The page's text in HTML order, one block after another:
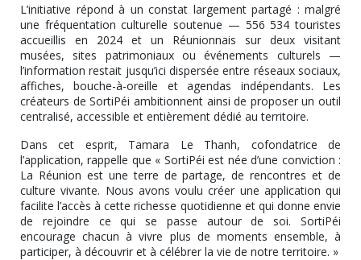
L’initiative répond à un constat largement partagé : malgré
une fréquentation culturelle soutenue — 556 534 touristes
accueillis en 2024 et un Réunionnais sur deux visitant
musées, sites patrimoniaux ou événements culturels —
l’information restait jusqu’ici dispersée entre réseaux sociaux,
affiches, bouche-à-oreille et agendas indépendants. Les
créateurs de SortiPéi ambitionnent ainsi de proposer un outil
centralisé, accessible et entièrement dédié au territoire.
Dans cet esprit, Tamara Le Thanh, cofondatrice de
l’application, rappelle que « SortiPéi est née d’une conviction :
La Réunion est une terre de partage, de rencontres et de
culture vivante. Nous avons voulu créer une application qui
facilite l’accès à cette richesse quotidienne et qui donne envie
de rejoindre ce qui se passe autour de soi. SortiPéi
encourage chacun à vivre plus de moments ensemble, à
participer, à découvrir et à célébrer la vie de notre territoire. »